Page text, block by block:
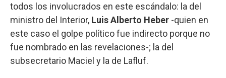
todos los involucrados en este escándalo: la del
ministro del Interior, Luis Alberto Heber -quien en
este caso el golpe político fue indirecto porque no
fue nombrado en las revelaciones-; la del
subsecretario Maciel y la de Lafluf.